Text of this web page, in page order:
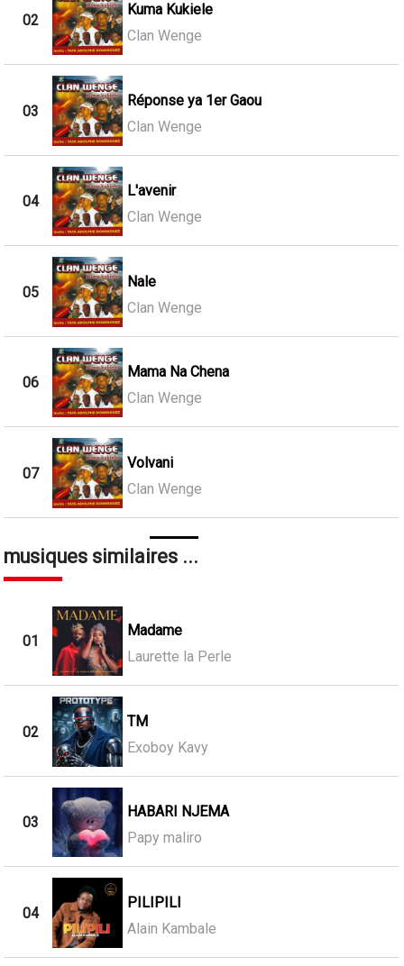
02
Kuma Kukiele
Clan Wenge
03
Réponse ya 1er Gaou
Clan Wenge
04
L'avenir
Clan Wenge
05
Nale
Clan Wenge
06
Mama Na Chena
Clan Wenge
07
Volvani
Clan Wenge
musiques similaires ...
01
Madame
Laurette la Perle
02
TM
Exoboy Kavy
03
HABARI NJEMA
Papy maliro
04
PILIPILI
Alain Kambale